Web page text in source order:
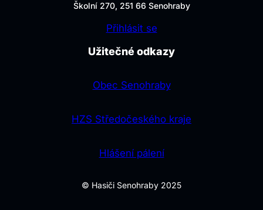
Školní 270, 251 66 Senohraby
Přihlásit se
Užitečné odkazy
Obec Senohraby
HZS Středočeského kraje
Hlášení pálení
© Hasiči Senohraby 2025